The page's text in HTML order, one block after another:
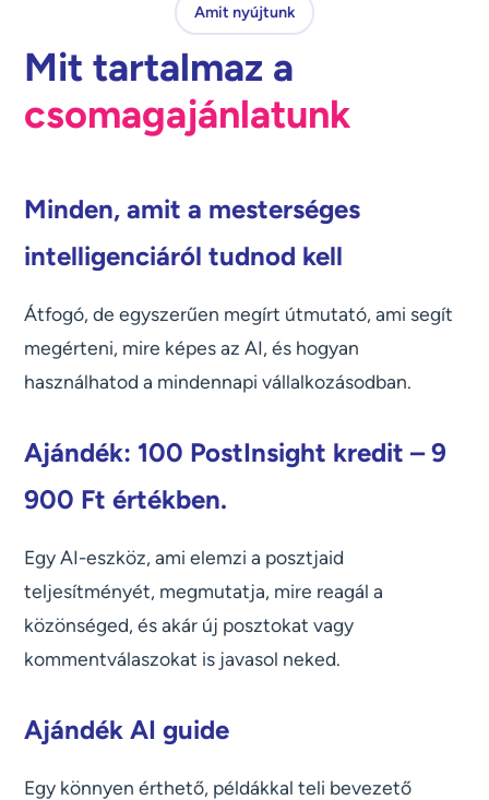
Amit nyújtunk
Mit tartalmaz a
csomagajánlatunk
Minden, amit a mesterséges
intelligenciáról tudnod kell
Átfogó, de egyszerűen megírt útmutató, ami segít
megérteni, mire képes az AI, és hogyan
használhatod a mindennapi vállalkozásodban.
Ajándék: 100 PostInsight kredit – 9
900 Ft értékben.
Egy AI-eszköz, ami elemzi a posztjaid
teljesítményét, megmutatja, mire reagál a
közönséged, és akár új posztokat vagy
kommentválaszokat is javasol neked.
Ajándék AI guide
Egy könnyen érthető, példákkal teli bevezető